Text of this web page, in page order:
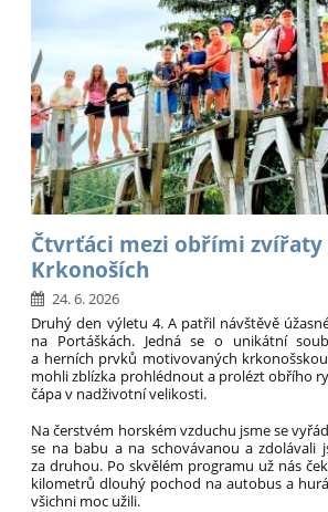
Čtvrťáci mezi obřími zvířaty
Krkonoších
24. 6. 2026
Druhý den výletu 4. A patřil návštěvě
na Portáškách. Jedná se o unikátní
a herních prvků motivovaných
mohli zblízka prohlédnout a prolézt obřího
čápa v nadživotní velikosti.
Na čerstvém horském vzduchu jsme se
se na babu a na schovávanou a zdolávali
za druhou. Po skvělém programu už nás
kilometrů dlouhý pochod na autobus a
všichni moc užili.